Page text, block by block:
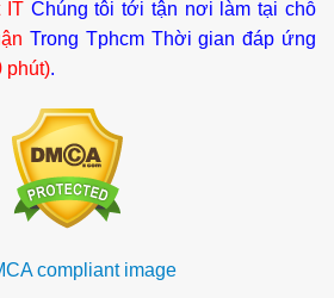
ITChúng tôi tới tận nơi làm tại chỗ
Trong Tphcm Thời gian đáp ứng
phút).